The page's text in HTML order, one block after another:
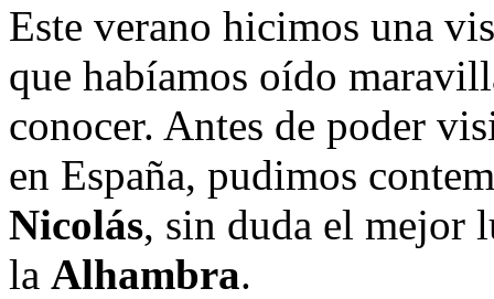
Este verano hicimos una
que habíamos oído
conocer. Antes de poder
en España, pudimos
Nicolás, sin duda el mejor
la Alhambra.